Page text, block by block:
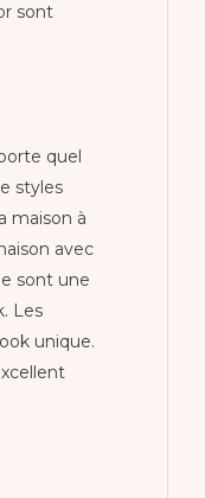
sont
quel
styles
maison à
avec
sont une
Les
unique.